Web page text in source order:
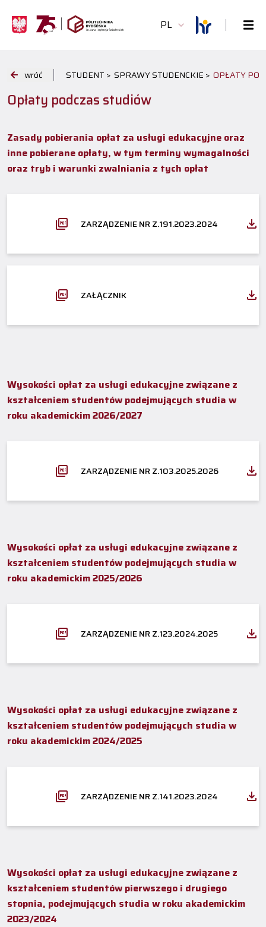
PL
wróć STUDENT > SPRAWY STUDENCKIE > OPŁATY
Opłaty podczas studiów
Zasady pobierania opłat za usługi edukacyjne oraz
inne pobierane opłaty, w tym terminy wymagalności
oraz tryb i warunki zwalniania z tych opłat
ZARZĄDZENIE NR Z.191.2023.2024
ZAŁĄCZNIK
Wysokości opłat za usługi edukacyjne związane z
kształceniem studentów podejmujących studia w
roku akademickim 2026/2027
ZARZĄDZENIE NR Z.103.2025.2026
Wysokości opłat za usługi edukacyjne związane z
kształceniem studentów podejmujących studia w
roku akademickim 2025/2026
ZARZĄDZENIE NR Z.123.2024.2025
Wysokości opłat za usługi edukacyjne związane z
kształceniem studentów podejmujących studia w
roku akademickim 2024/2025
ZARZĄDZENIE NR Z.141.2023.2024
Wysokości opłat za usługi edukacyjne związane z
kształceniem studentów pierwszego i drugiego
stopnia, podejmujących studia w roku akademickim
2023/2024